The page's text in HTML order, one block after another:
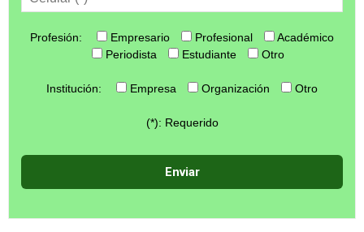
Profesión: Empresario Profesional
Académico
Periodista
Estudiante Otro
Institución: Empresa Organización Otro
(*): Requerido